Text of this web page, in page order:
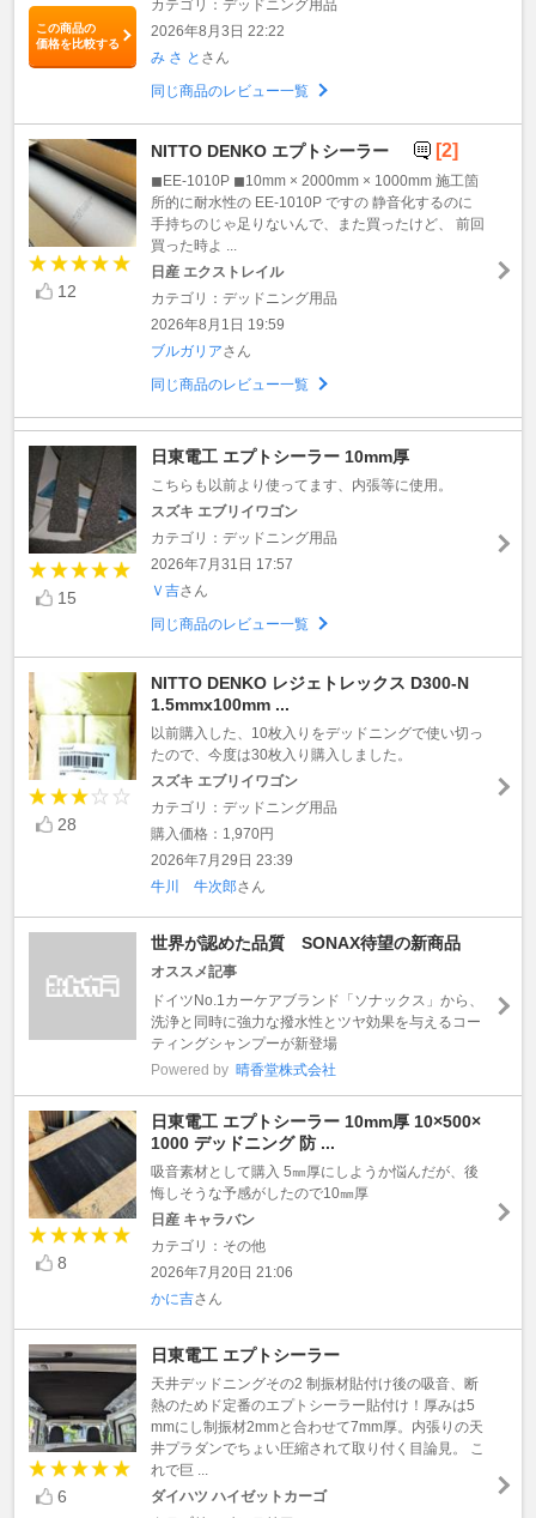
この商品の
価格を比較する
カテゴリ：デッドニング用品
2026年8月3日 22:22
み さ と さん
同じ商品のレビュー一覧
12
NITTO DENKO エプトシーラー [2]
◼︎EE-1010P ◼︎10mm × 2000mm × 1000mm 施工箇
所的に耐水性の EE-1010P ですの 静音化するのに
手持ちのじゃ足りないんで、また買ったけど、 前回
買った時よ ...
日産 エクストレイル
カテゴリ：デッドニング用品
2026年8月1日 19:59
ブルガリアさん
同じ商品のレビュー一覧
15
日東電工 エプトシーラー 10mm厚
こちらも以前より使ってます、内張等に使用。
スズキ エブリイワゴン
カテゴリ：デッドニング用品
2026年7月31日 17:57
Ｖ吉さん
同じ商品のレビュー一覧
28
NITTO DENKO レジェトレックス D300-N
1.5mmx100mm ...
以前購入した、10枚入りをデッドニングで使い切っ
たので、今度は30枚入り購入しました。
スズキ エブリイワゴン
カテゴリ：デッドニング用品
購入価格：1,970円
2026年7月29日 23:39
牛川 牛次郎さん
世界が認めた品質 SONAX待望の新商品
オススメ記事
ドイツNo.1カーケアブランド「ソナックス」から、
洗浄と同時に強力な撥水性とツヤ効果を与えるコー
ティングシャンプーが新登場
Powered by 晴香堂株式会社
8
日東電工 エプトシーラー 10mm厚 10×500×
1000 デッドニング 防 ...
吸音素材として購入 5㎜厚にしようか悩んだが、後
悔しそうな予感がしたので10㎜厚
日産 キャラバン
カテゴリ：その他
2026年7月20日 21:06
かに吉さん
6
日東電工 エプトシーラー
天井デッドニングその2 制振材貼付け後の吸音、断
熱のためド定番のエプトシーラー貼付け！厚みは5
mmにし制振材2mmと合わせて7mm厚。内張りの天
井プラダンでちょい圧縮されて取り付く目論見。 こ
れで巨 ...
ダイハツ ハイゼットカーゴ